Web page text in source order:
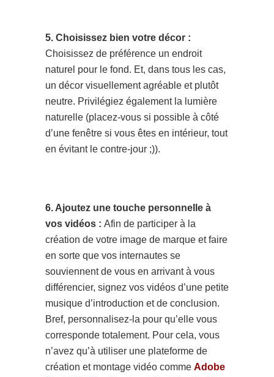
5. Choisissez bien votre décor :
Choisissez de préférence un endroit
naturel pour le fond. Et, dans tous les cas,
un décor visuellement agréable et plutôt
neutre. Privilégiez également la lumière
naturelle (placez-vous si possible à côté
d’une fenêtre si vous êtes en intérieur, tout
en évitant le contre-jour ;)).
6. Ajoutez une touche personnelle à
vos vidéos : Afin de participer à la
création de votre image de marque et faire
en sorte que vos internautes se
souviennent de vous en arrivant à vous
différencier, signez vos vidéos d’une petite
musique d’introduction et de conclusion.
Bref, personnalisez-la pour qu’elle vous
corresponde totalement. Pour cela, vous
n’avez qu’à utiliser une plateforme de
création et montage vidéo comme Adobe